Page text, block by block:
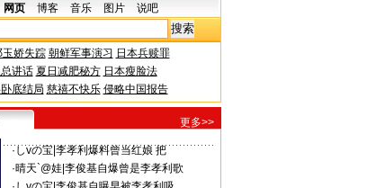
网页 博客 音乐 图片 说吧
玉娇失踪 朝鲜军事演习 日本兵赎罪
讲话 夏日减肥秘方 日本瘦脸法
底结局 慈禧不快乐 侵略中国报告
更多>>
· しvの宝 李孝利爆料曾当红娘 把
·晴天`@娃| 李俊基自爆曾是李孝利歌